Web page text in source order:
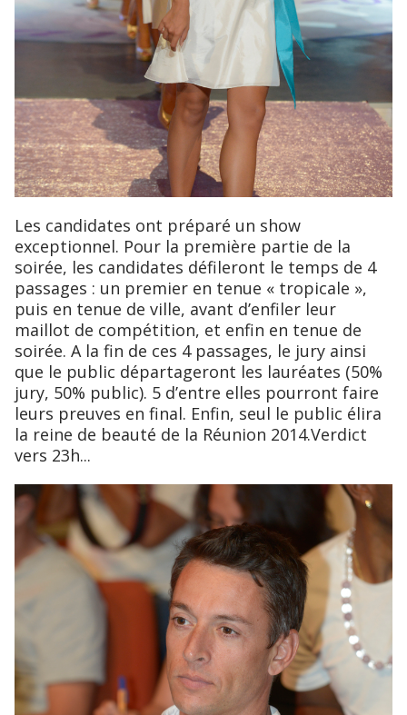
Les candidates ont préparé un show
exceptionnel. Pour la première partie de la
soirée, les candidates défileront le temps de 4
passages : un premier en tenue « tropicale »,
puis en tenue de ville, avant d’enfiler leur
maillot de compétition, et enfin en tenue de
soirée. A la fin de ces 4 passages, le jury ainsi
que le public départageront les lauréates (50%
jury, 50% public). 5 d’entre elles pourront faire
leurs preuves en final. Enfin, seul le public élira
la reine de beauté de la Réunion 2014.Verdict
vers 23h...